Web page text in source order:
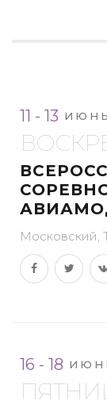
11 - 13 ИЮНЬ
Московский,
16 - 18